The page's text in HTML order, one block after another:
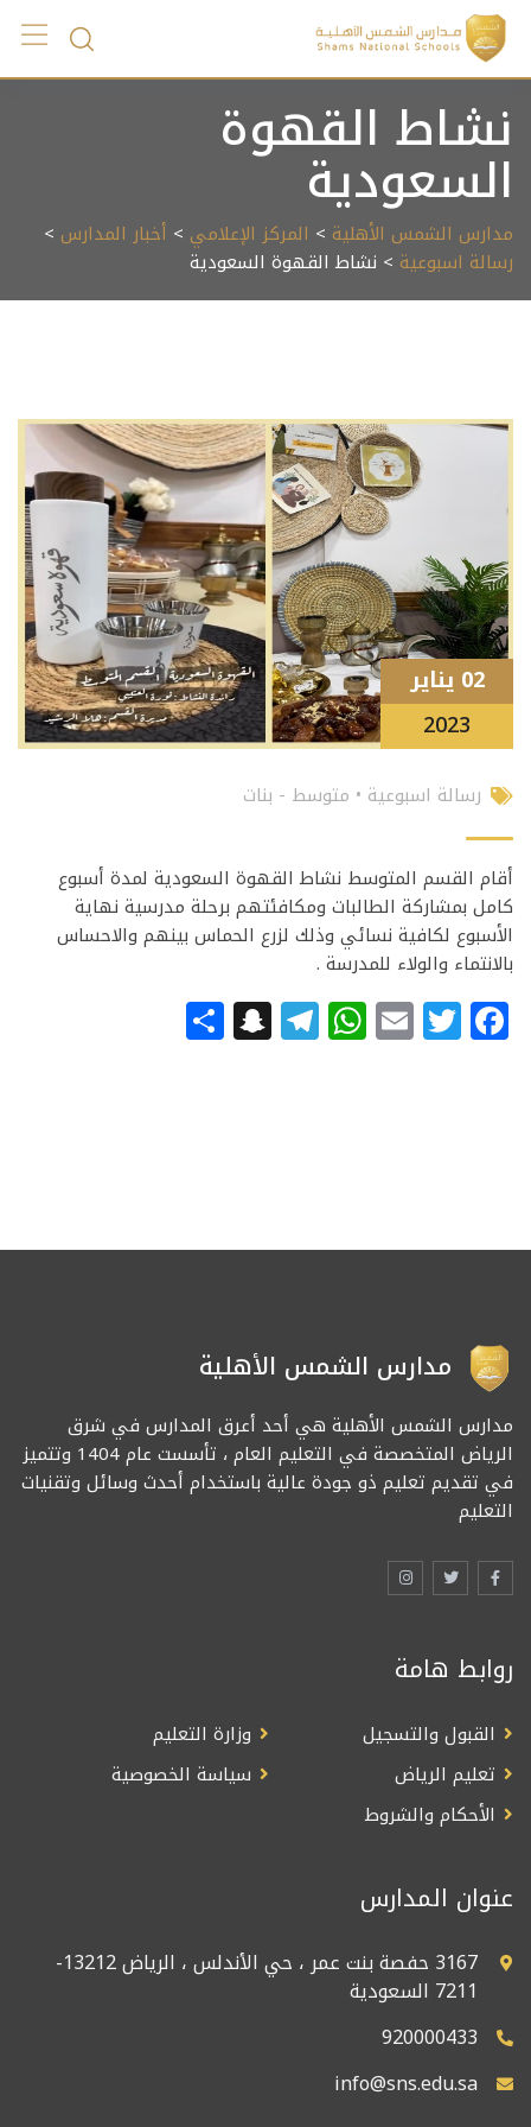
Skip
content
نشاط القهوة
السعودية
مدارس الشمس الأهلية > المركز الإعلامي > أخبار المدارس >
رسالة اسبوعية > نشاط القهوة السعودية
02 يناير
2023
رسالة اسبوعية • متوسط - بنات
أقام القسم المتوسط نشاط القهوة السعودية لمدة أسبوع
كامل بمشاركة الطالبات ومكافئتهم برحلة مدرسية نهاية
الأسبوع لكافية نسائي وذلك لزرع الحماس بينهم والاحساس
بالانتماء والولاء للمدرسة .
Facebook
Twitter
Email
WhatsApp
Telegram
Snapchat
مدارس الشمس الأهلية
مدارس الشمس الأهلية هي أحد أعرق المدارس في شرق
الرياض المتخصصة في التعليم العام ، تأسست عام 1404 وتتميز
في تقديم تعليم ذو جودة عالية باستخدام أحدث وسائل وتقنيات
التعليم
روابط هامة
القبول والتسجيل
وزارة التعليم
تعليم الرياض
سياسة الخصوصية
الأحكام والشروط
عنوان المدارس
3167 حفصة بنت عمر ، حي الأندلس ، الرياض 13212-
7211 السعودية
920000433
info@sns.edu.sa